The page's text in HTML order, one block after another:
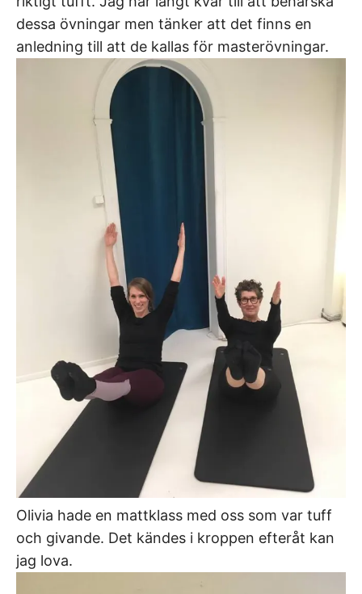
dessa övningar men tänker att det finns en
anledning till att de kallas för masterövningar.
Olivia hade en mattklass med oss som var tuff
och givande. Det kändes i kroppen efteråt kan
jag lova.